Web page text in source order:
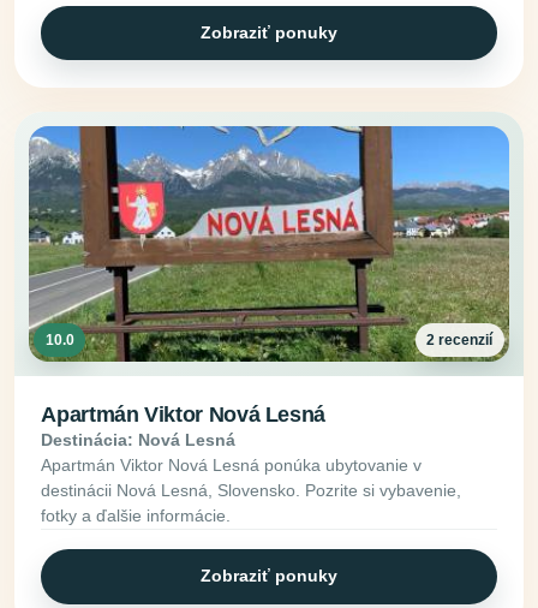
Zobraziť ponuky
10.0 2 recenzií
Apartmán Viktor Nová Lesná
Destinácia: Nová Lesná
Apartmán Viktor Nová Lesná ponúka ubytovanie v
destinácii Nová Lesná, Slovensko. Pozrite si vybavenie,
fotky a ďalšie informácie.
Zobraziť ponuky